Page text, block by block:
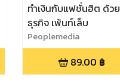
ทำเงินกับแฟชั่นฮิต ด้วย
ธุรกิจ เพ้นท์เล็บ
Peoplemedia
89.00 ฿